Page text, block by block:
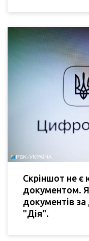
Скріншот не
документом.
документів
"Дія".